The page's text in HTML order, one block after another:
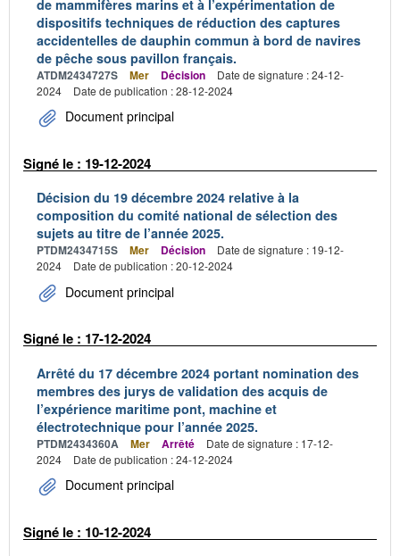
de mammifères marins et à l’expérimentation de
dispositifs techniques de réduction des captures
accidentelles de dauphin commun à bord de navires
de pêche sous pavillon français.
ATDM2434727S Mer Décision
Date de signature : 24-12-
2024
Date de publication : 28-12-2024
Document principal
Signé le : 19-12-2024
Décision du 19 décembre 2024 relative à la
composition du comité national de sélection des
sujets au titre de l’année 2025.
PTDM2434715S Mer Décision
Date de signature : 19-12-
2024
Date de publication : 20-12-2024
Document principal
Signé le : 17-12-2024
Arrêté du 17 décembre 2024 portant nomination des
membres des jurys de validation des acquis de
l’expérience maritime pont, machine et
électrotechnique pour l’année 2025.
PTDM2434360A Mer Arrêté
Date de signature : 17-12-
2024
Date de publication : 24-12-2024
Document principal
Signé le : 10-12-2024